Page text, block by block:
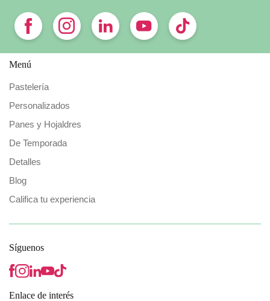
Menú
Pastelería
Personalizados
Panes y Hojaldres
De Temporada
Detalles
Blog
Califica tu experiencia
Síguenos
Enlace de interés